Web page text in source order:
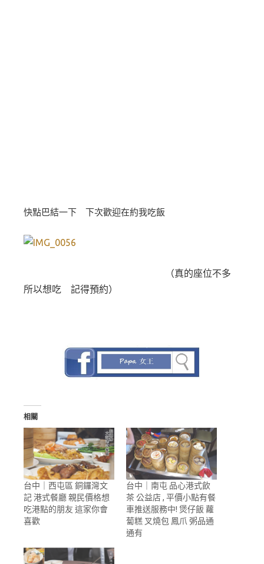
快點巴結一下 下次歡迎在約我吃飯
（真的座位不多
所以想吃 記得預約）
相關
台中｜西屯區 銅鑼灣文
記 港式餐廳 親民價格想
吃港點的朋友 這家你會
喜歡
台中｜南屯 品心港式飲
茶 公益店 , 平價小點有餐
車推送服務中! 煲仔飯 蘿
蔔糕 叉燒包 鳳爪 粥品通
通有